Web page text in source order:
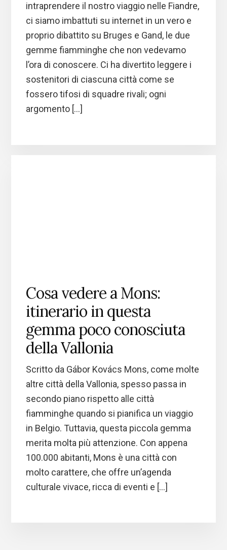
intraprendere il nostro viaggio nelle Fiandre,
ci siamo imbattuti su internet in un vero e
proprio dibattito su Bruges e Gand, le due
gemme fiamminghe che non vedevamo
l’ora di conoscere. Ci ha divertito leggere i
sostenitori di ciascuna città come se
fossero tifosi di squadre rivali; ogni
argomento […]
Cosa vedere a Mons:
itinerario in questa
gemma poco conosciuta
della Vallonia
Scritto da Gábor Kovács Mons, come molte
altre città della Vallonia, spesso passa in
secondo piano rispetto alle città
fiamminghe quando si pianifica un viaggio
in Belgio. Tuttavia, questa piccola gemma
merita molta più attenzione. Con appena
100.000 abitanti, Mons è una città con
molto carattere, che offre un’agenda
culturale vivace, ricca di eventi e […]